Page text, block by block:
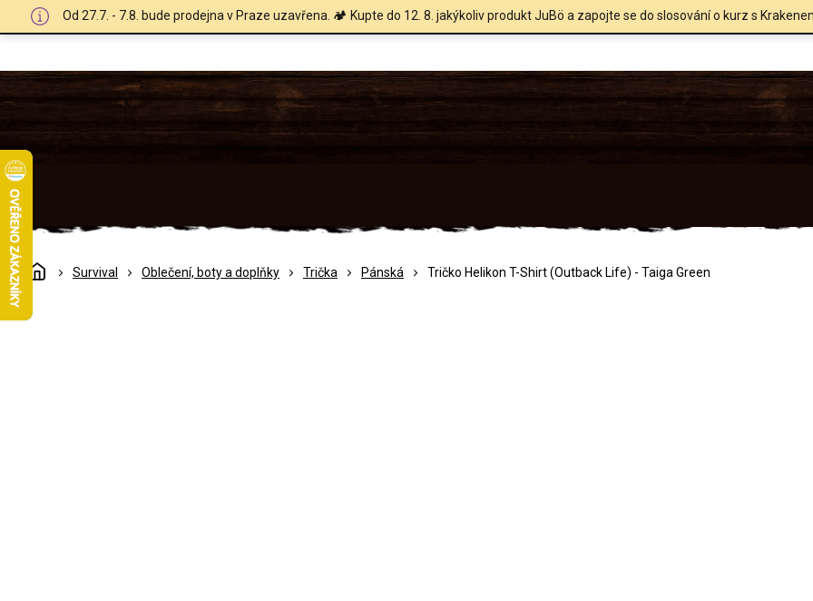
Od 27.7. - 7.8. bude prodejna v Praze uzavřena. 🏕️ Kupte do 12. 8. jakýkoliv produkt JuBö a zapojte se do slosování o kurz s
DomůSurvival Oblečení, boty a doplňky Trička Pánská Tričko Helikon T-Shirt (Outback Life) - Taiga Green